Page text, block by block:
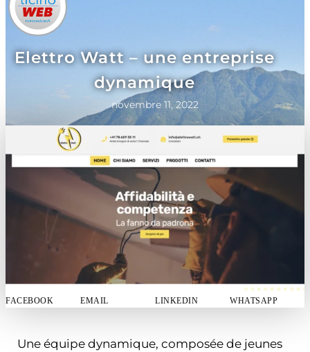
Elettro Watt – une entreprise
dynamique
novembre 11, 2022
FACEBOOK EMAIL LINKEDIN WHATSAPP
Une équipe dynamique, composée de jeunes